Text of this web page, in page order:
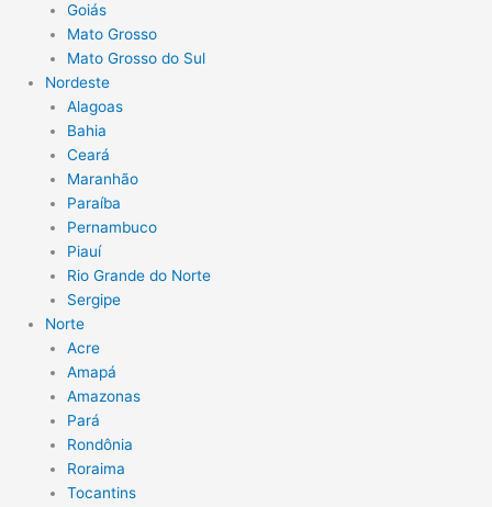
Goiás
Mato Grosso
Mato Grosso do Sul
Nordeste
Alagoas
Bahia
Ceará
Maranhão
Paraíba
Pernambuco
Piauí
Rio Grande do Norte
Sergipe
Norte
Acre
Amapá
Amazonas
Pará
Rondônia
Roraima
Tocantins